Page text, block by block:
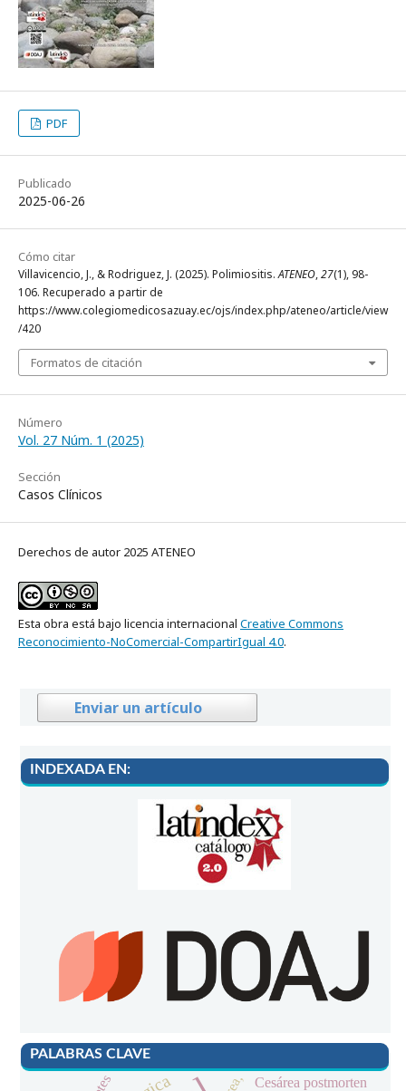
PDF
Publicado
2025-06-26
Cómo citar
Villavicencio, J., & Rodriguez, J. (2025). Polimiositis.ATENEO,27(1), 98-
106. Recuperado a partir de
https://www.colegiomedicosazuay.ec/ojs/index.php/ateneo/article/view
/420
Formatos de citación
Número
Vol. 27 Núm. 1 (2025)
Sección
Casos Clínicos
Derechos de autor 2025 ATENEO
Esta obra está bajo licencia internacional Creative Commons
Reconocimiento-NoComercial-CompartirIgual 4.0.
Enviar un artículo
INDEXADA EN:
PALABRAS CLAVE
Cesárea postmorten